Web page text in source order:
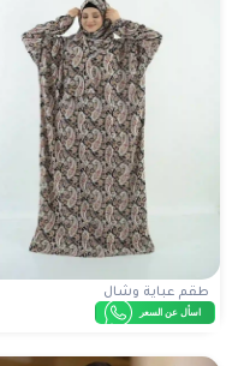
طقم عباية وشال
اسأل عن السعر